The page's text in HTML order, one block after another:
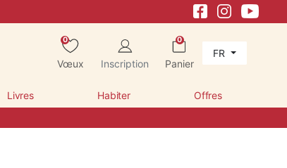
0
Vœux Inscription
0
Panier
FR
Livres Habiter Offres